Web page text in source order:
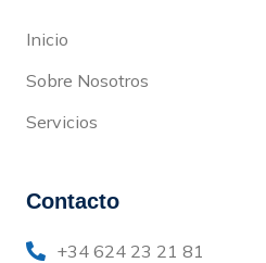
Inicio
Sobre Nosotros
Servicios
Contacto
+34 624 23 21 81